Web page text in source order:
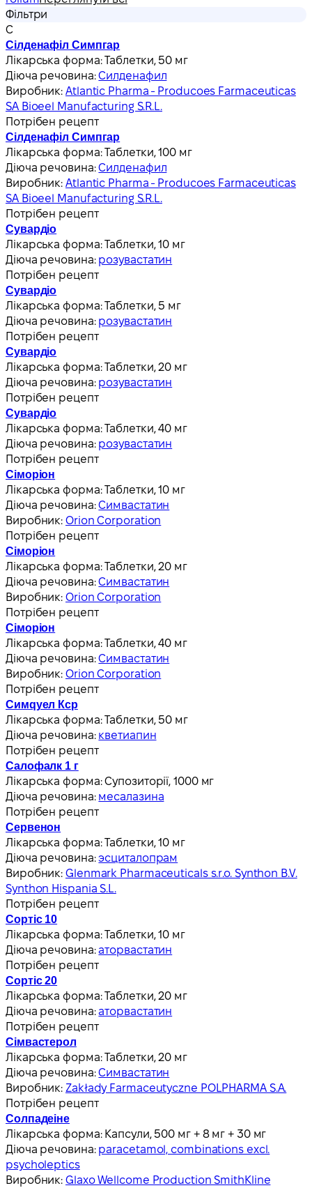
Фільтри
С
Сілденафіл Симпгар
Лікарська форма:Таблетки, 50 мг
Діюча речовина:Силденафил
Виробник:Atlantic Pharma - Producoes Farmaceuticas
SA Bioeel Manufacturing S.R.L.
Потрібен рецепт
Сілденафіл Симпгар
Лікарська форма:Таблетки, 100 мг
Діюча речовина:Силденафил
Виробник:Atlantic Pharma - Producoes Farmaceuticas
SA Bioeel Manufacturing S.R.L.
Потрібен рецепт
Сувардіо
Лікарська форма:Таблетки, 10 мг
Діюча речовина: розувастатин
Потрібен рецепт
Сувардіо
Лікарська форма:Таблетки, 5 мг
Діюча речовина: розувастатин
Потрібен рецепт
Сувардіо
Лікарська форма:Таблетки, 20 мг
Діюча речовина: розувастатин
Потрібен рецепт
Сувардіо
Лікарська форма:Таблетки, 40 мг
Діюча речовина: розувастатин
Потрібен рецепт
Сіморіон
Лікарська форма:Таблетки, 10 мг
Діюча речовина:Симвастатин
Виробник:Orion Corporation
Потрібен рецепт
Сіморіон
Лікарська форма:Таблетки, 20 мг
Діюча речовина:Симвастатин
Виробник:Orion Corporation
Потрібен рецепт
Сіморіон
Лікарська форма:Таблетки, 40 мг
Діюча речовина:Симвастатин
Виробник:Orion Corporation
Потрібен рецепт
Симqуел Кср
Лікарська форма:Таблетки, 50 мг
Діюча речовина: кветиапин
Потрібен рецепт
Салофалк 1 г
Лікарська форма:Супозиторії, 1000 мг
Діюча речовина: месалазина
Потрібен рецепт
Сервенон
Лікарська форма:Таблетки, 10 мг
Діюча речовина:эсциталопрам
Виробник:Glenmark Pharmaceuticals s.r.o. Synthon B.V.
Synthon Hispania S.L.
Потрібен рецепт
Сортіс 10
Лікарська форма:Таблетки, 10 мг
Діюча речовина:аторвастатин
Потрібен рецепт
Сортіс 20
Лікарська форма:Таблетки, 20 мг
Діюча речовина:аторвастатин
Потрібен рецепт
Сімвастерол
Лікарська форма:Таблетки, 20 мг
Діюча речовина:Симвастатин
Виробник: Zakłady Farmaceutyczne POLPHARMA S.A.
Потрібен рецепт
Солпадеіне
Лікарська форма: Капсули, 500 мг + 8 мг + 30 мг
Діюча речовина: paracetamol, combinations excl.
psycholeptics
Виробник:Glaxo Wellcome Production SmithKline